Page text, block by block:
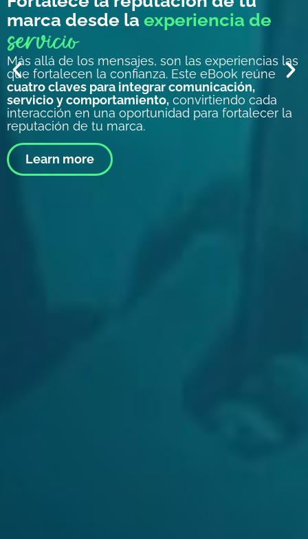
marca desde la experiencia de
servicio
Más allá de los mensajes, son las experiencias las
que fortalecen la confianza. Este eBook reúne
cuatro claves para integrar comunicación,
servicio y comportamiento, convirtiendo cada
interacción en una oportunidad para fortalecer la
reputación de tu marca.
Learn more